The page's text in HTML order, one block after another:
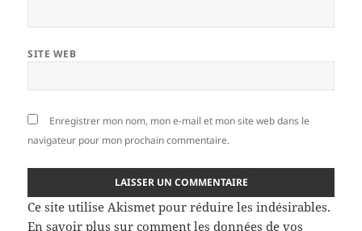
SITE WEB
Enregistrer mon nom, mon e-mail et mon site web dans le
navigateur pour mon prochain commentaire.
Ce site utilise Akismet pour réduire les indésirables.
En savoir plus sur comment les données de vos